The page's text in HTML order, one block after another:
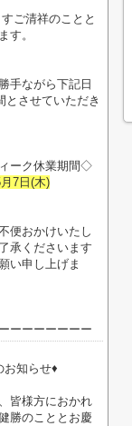
ご清祥のことと
す。
手ながら下記日
とさせていただき
ーク休業期間◇
7日(木)
便おかけいたし
承くださいます
い申し上げま
ーーーーーーー
お知らせ♦︎
皆様方におかれ
勝のこととお慶